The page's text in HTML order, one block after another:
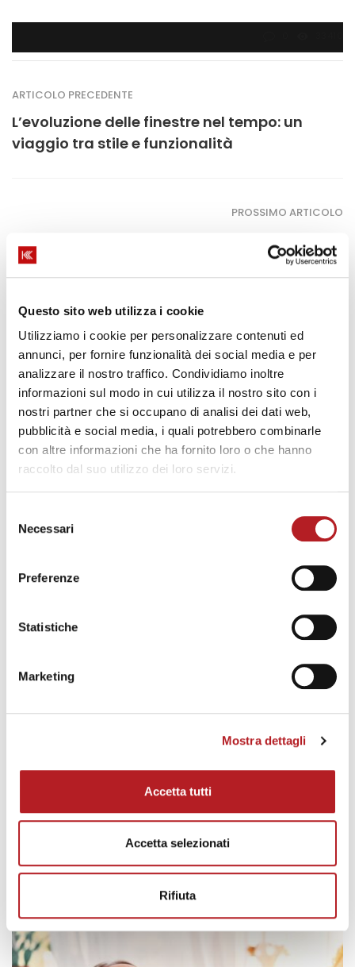
Questo sito web utilizza i cookie
Utilizziamo i cookie per personalizzare contenuti ed
annunci, per fornire funzionalità dei social media e per
analizzare il nostro traffico. Condividiamo inoltre
informazioni sul modo in cui utilizza il nostro sito con i
nostri partner che si occupano di analisi dei dati web,
pubblicità e social media, i quali potrebbero combinarle
con altre informazioni che ha fornito loro o che hanno
raccolto dal suo utilizzo dei loro servizi.
delNecessari
Preferenze
Statistiche
Marketing
Mostra dettagli
Accetta tutti
Accetta selezionati
Rifiuta
ARTICOLO PRECEDENTE
L’evoluzione delle finestre nel tempo: un
viaggio tra stile e funzionalità
PROSSIMO ARTICOLO
Come si installano gli infissi? Tutti i
passaggi della posa in opera
TI POTREBBE PIACERE
ruolo degli infissi nella gestione
CONSIGLI
Finestra nella doccia: soluzioni,
materiali e consigli pratici
Scritto daKorus